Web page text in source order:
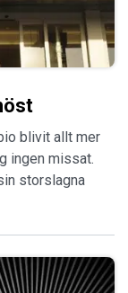
blivit allt mer
ingen missat.
storslagna